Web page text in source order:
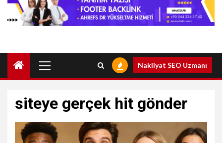
Menu
Nakliyat SEO Uzmanı
siteye gerçek hit gönder